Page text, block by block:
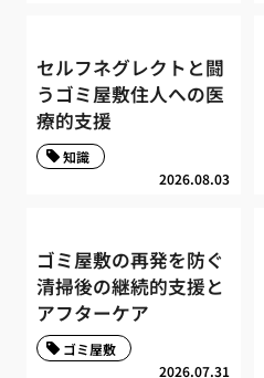
セルフネグレクトと闘
うゴミ屋敷住人への医
療的支援
2026.08.03
知識
ゴミ屋敷の再発を防ぐ
清掃後の継続的支援と
アフターケア
2026.07.31
ゴミ屋敷